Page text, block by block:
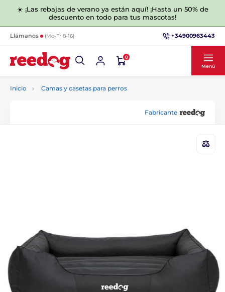
☀️ ¡Las rebajas de verano ya están aquí! ¡Hasta un 50% de
descuento en todo para tus mascotas!
Llámanos (Mo-Fr 8-16) +34900963443
0
Menú
Inicio Camas y casetas para perros
Fabricante